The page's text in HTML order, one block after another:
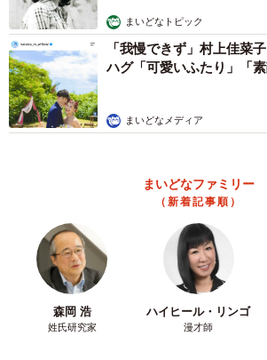
まいどなトピック
「我慢できず」村上佳菜
ハグ「可愛いふたり」「素
まいどなメディア
まいどなファミリー
（新着記事順）
森岡 浩
姓氏研究家
ハイヒール・リンゴ
漫才師